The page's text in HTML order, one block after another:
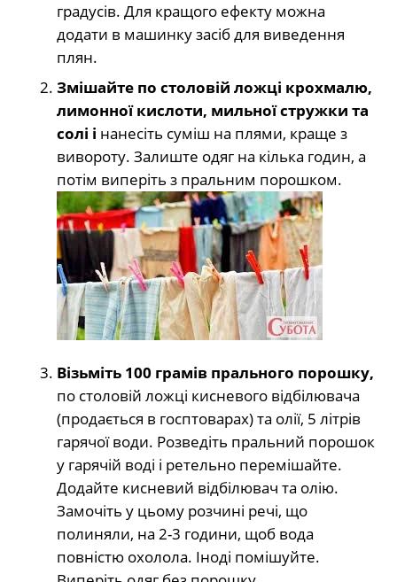
градусів. Для кращого ефекту можна
додати в машинку засіб для виведення
плян.
Змішайте по столовій ложці крохмалю,
лимонної кислоти, мильної стружки та
солі і нанесіть суміш на плями, краще з
вивороту. Залиште одяг на кілька годин, а
потім виперіть з пральним порошком.
Візьміть 100 грамів прального порошку,
по столовій ложці кисневого відбілювача
(продається в госптоварах) та олії, 5 літрів
гарячої води. Розведіть пральний порошок
у гарячій воді і ретельно перемішайте.
Додайте кисневий відбілювач та олію.
Замочіть у цьому розчині речі, що
полиняли, на 2-3 години, щоб вода
повністю охолола. Іноді помішуйте.